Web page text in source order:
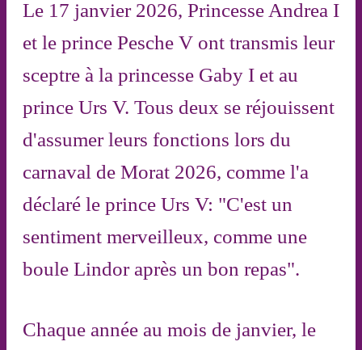
Le 17 janvier 2026, Princesse Andrea I
et le prince Pesche V ont transmis leur
sceptre à la princesse Gaby I et au
prince Urs V. Tous deux se réjouissent
d'assumer leurs fonctions lors du
carnaval de Morat 2026, comme l'a
déclaré le prince Urs V: "C'est un
sentiment merveilleux, comme une
boule Lindor après un bon repas".
Chaque année au mois de janvier, le